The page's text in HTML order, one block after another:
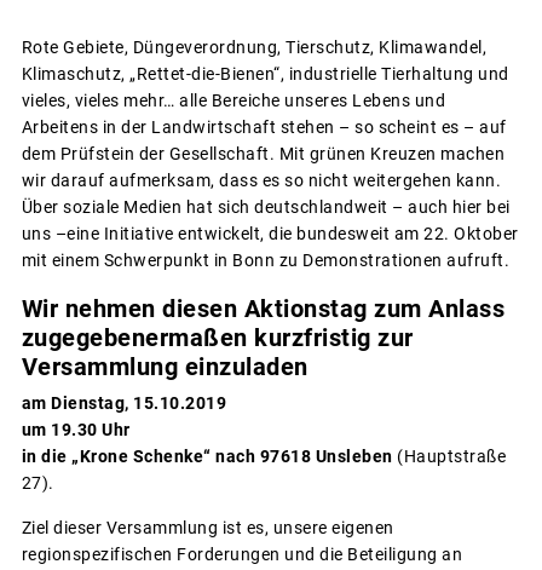
Rote Gebiete, Düngeverordnung, Tierschutz, Klimawandel,
Klimaschutz, „Rettet-die-Bienen“, industrielle Tierhaltung und
vieles, vieles mehr… alle Bereiche unseres Lebens und
Arbeitens in der Landwirtschaft stehen – so scheint es – auf
dem Prüfstein der Gesellschaft. Mit grünen Kreuzen machen
wir darauf aufmerksam, dass es so nicht weitergehen kann.
Über soziale Medien hat sich deutschlandweit – auch hier bei
uns –eine Initiative entwickelt, die bundesweit am 22. Oktober
mit einem Schwerpunkt in Bonn zu Demonstrationen aufruft.
Wir nehmen diesen Aktionstag zum Anlass
zugegebenermaßen kurzfristig zur
Versammlung einzuladen
am Dienstag, 15.10.2019
um 19.30 Uhr
in die „Krone Schenke“ nach 97618 Unsleben (Hauptstraße
27).
Ziel dieser Versammlung ist es, unsere eigenen
regionspezifischen Forderungen und die Beteiligung an